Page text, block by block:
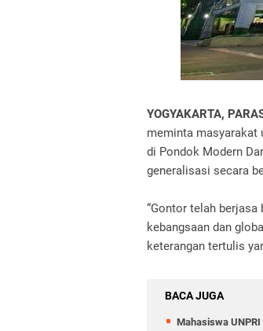
YOGYAKARTA,
meminta masyarakat
di Pondok Modern
generalisasi secara
“Gontor telah
kebangsaan dan
keterangan tertulis
BACA JUGA
Mahasiswa